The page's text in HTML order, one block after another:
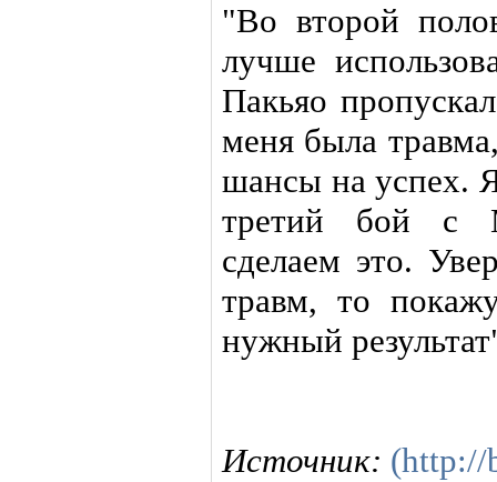
"Во второй
лучше
Пакьяо
меня была
шансы на успех.
третий бой с
сделаем это.
травм, то
нужный
Источник: (http://